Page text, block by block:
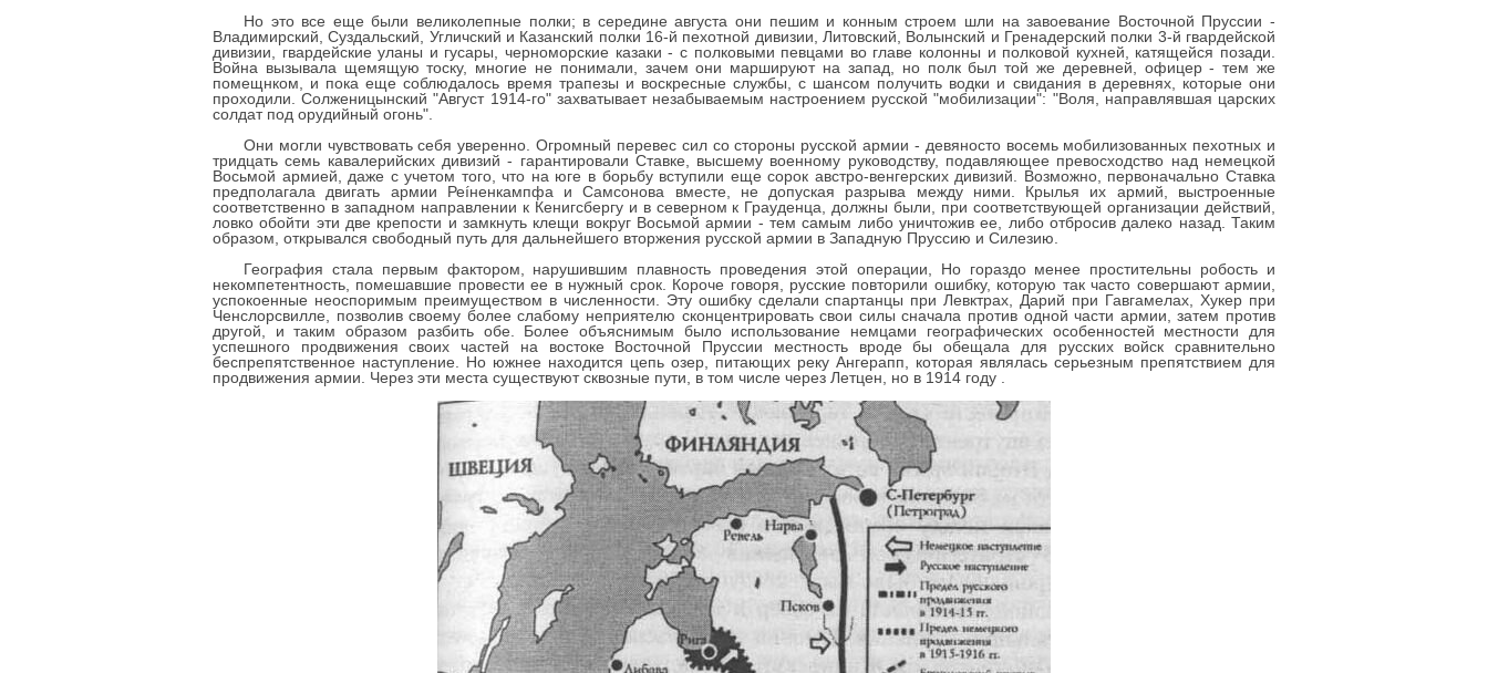
Но это все еще были великолепные полки; в середине августа они пешим и конным строем шли на завоевание Восточной Пруссии -
Владимирский, Суздальский, Угличский и Казанский полки 16-й пехотной дивизии, Литовский, Волынский и Гренадерский полки 3-й гвардейской
дивизии, гвардейские уланы и гусары, черноморские казаки - с полковыми певцами во главе колонны и полковой кухней, катящейся позади.
Война вызывала щемящую тоску, многие не понимали, зачем они маршируют на запад, но полк был той же деревней, офицер - тем же
помещнком, и пока еще соблюдалось время трапезы и воскресные службы, с шансом получить водки и свидания в деревнях, которые они
проходили. Солженицынский "Август 1914-го" захватывает незабываемым настроением русской "мобилизации": "Воля, направлявшая царских
солдат под орудийный огонь".
Они могли чувствовать себя уверенно. Огромный перевес сил со стороны русской армии - девяносто восемь мобилизованных пехотных и
тридцать семь кавалерийских дивизий - гарантировали Ставке, высшему военному руководству, подавляющее превосходство над немецкой
Восьмой армией, даже с учетом того, что на юге в борьбу вступили еще сорок австро-венгерских дивизий. Возможно, первоначально Ставка
предполагала двигать армии Реíненкампфа и Самсонова вместе, не допуская разрыва между ними. Крылья их армий, выстроенные
соответственно в западном направлении к Кенигсбергу и в северном к Грауденца, должны были, при соответствующей организации действий,
ловко обойти эти две крепости и замкнуть клещи вокруг Восьмой армии - тем самым либо уничтожив ее, либо отбросив далеко назад. Таким
образом, открывался свободный путь для дальнейшего вторжения русской армии в Западную Пруссию и Силезию.
География стала первым фактором, нарушившим плавность проведения этой операции, Но гораздо менее простительны робость и
некомпетентность, помешавшие провести ее в нужный срок. Короче говоря, русские повторили ошибку, которую так часто совершают армии,
успокоенные неоспоримым преимуществом в численности. Эту ошибку сделали спартанцы при Левктрах, Дарий при Гавгамелах, Хукер при
Ченслорсвилле, позволив своему более слабому неприятелю сконцентрировать свои силы сначала против одной части армии, затем против
другой, и таким образом разбить обе. Более объяснимым было использование немцами географических особенностей местности для
успешного продвижения своих частей на востоке Восточной Пруссии местность вроде бы обещала для русских войск сравнительно
беспрепятственное наступление. Но южнее находится цепь озер, питающих реку Ангерапп, которая являлась серьезным препятствием для
продвижения армии. Через эти места существуют сквозные пути, в том числе через Летцен, но в 1914 году .